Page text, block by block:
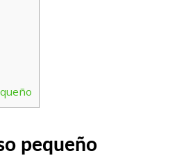
pequeño